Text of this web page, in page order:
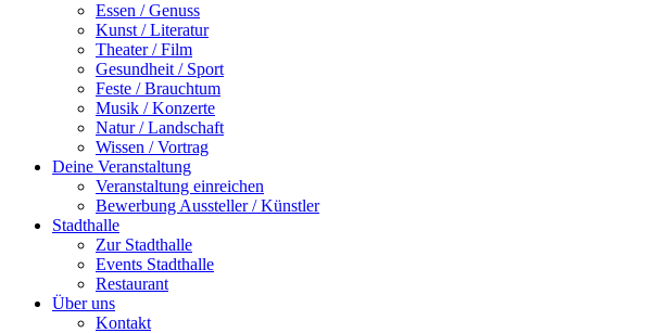
Essen / Genuss
Kunst / Literatur
Theater / Film
Gesundheit / Sport
Feste / Brauchtum
Musik / Konzerte
Natur / Landschaft
Wissen / Vortrag
Deine Veranstaltung
Veranstaltung einreichen
Bewerbung Aussteller / Künstler
Stadthalle
Zur Stadthalle
Events Stadthalle
Restaurant
Über uns
Kontakt